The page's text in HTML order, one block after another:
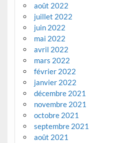
août 2022
juillet 2022
juin 2022
mai 2022
avril 2022
mars 2022
février 2022
janvier 2022
décembre 2021
novembre 2021
octobre 2021
septembre 2021
août 2021